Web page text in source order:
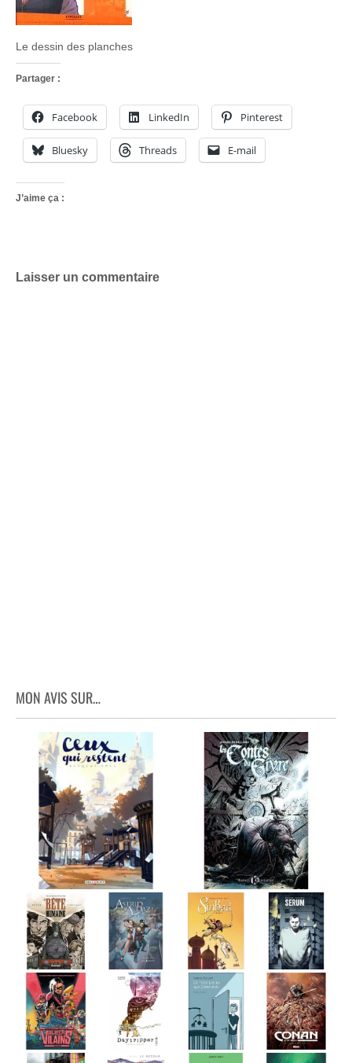
Le dessin des planches
Partager :
Facebook LinkedIn Pinterest
Bluesky Threads E-mail
J’aime ça :
Laisser un commentaire
MON AVIS SUR…